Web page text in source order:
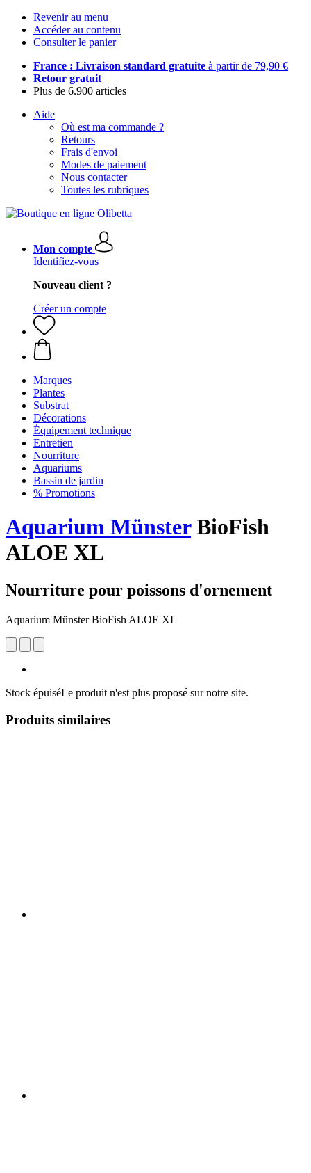
Revenir au menu
Accéder au contenu
Consulter le panier
France : Livraison standard gratuite à partir de 79,90 €
Retour gratuit
Plus de 6.900 articles
Aide
Où est ma commande ?
Retours
Frais d'envoi
Modes de paiement
Nous contacter
Toutes les rubriques
Mon compte
Identifiez-vous
Nouveau client ?
Créer un compte
Marques
Plantes
Substrat
Décorations
Équipement technique
Entretien
Nourriture
Aquariums
Bassin de jardin
% Promotions
Aquarium MünsterBioFish
ALOE XL
Nourriture pour poissons d'ornement
Aquarium Münster BioFish ALOE XL
Stock épuiséLe produit n'est plus proposé sur notre site.
Produits similaires